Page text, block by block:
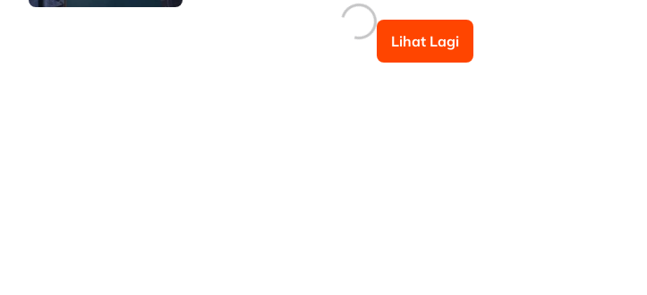
Lihat Lagi